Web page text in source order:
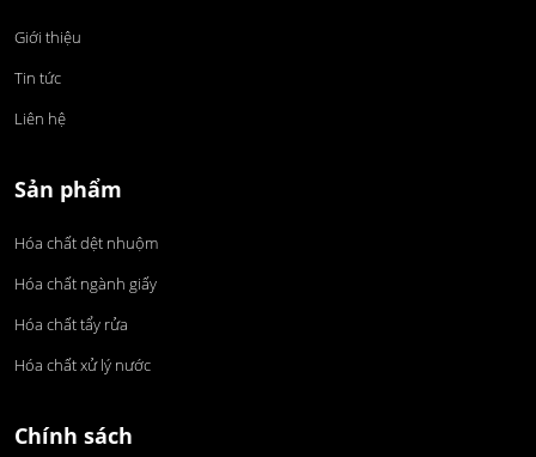
Giới thiệu
Tin tức
Liên hệ
Sản phẩm
Hóa chất dệt nhuộm
Hóa chất ngành giấy
Hóa chất tẩy rửa
Hóa chất xử lý nước
Chính sách